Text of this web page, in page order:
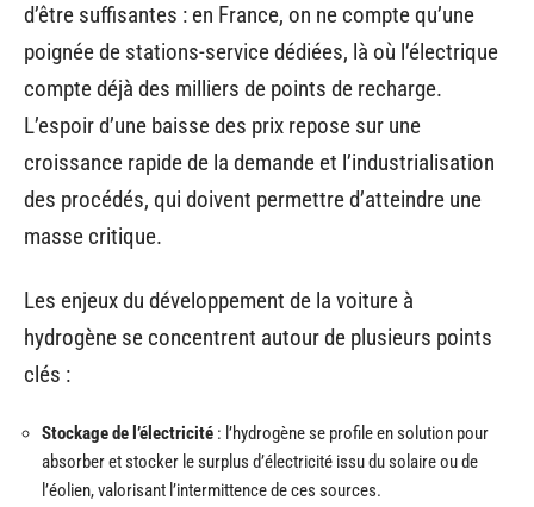
d’être suffisantes : en France, on ne compte qu’une
poignée de stations-service dédiées, là où l’électrique
compte déjà des milliers de points de recharge.
L’espoir d’une baisse des prix repose sur une
croissance rapide de la demande et l’industrialisation
des procédés, qui doivent permettre d’atteindre une
masse critique.
Les enjeux du développement de la voiture à
hydrogène se concentrent autour de plusieurs points
clés :
Stockage de l’électricité : l’hydrogène se profile en solution pour
absorber et stocker le surplus d’électricité issu du solaire ou de
l’éolien, valorisant l’intermittence de ces sources.